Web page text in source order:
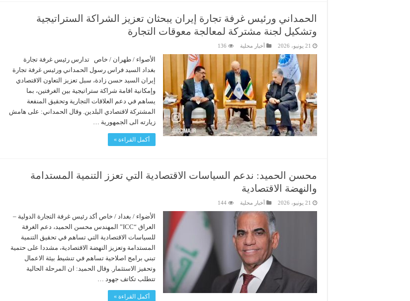
الحمداني ورئيس غرفة تجارة إيران يبحثان تعزيز الشراكة الستراتيجية
وتشكيل لجنة مشتركة لمعالجة معوقات التجارة
21 يونيو، 2026 أخبار محلية 136
الأصواء / طهران / خاص تدارس رئيس غرفة تجارة
بغداد السيد فراس رسول الحمداني ورئيس غرفة تجارة
إيران السيد حسن زادة، سبل تعزيز التعاون الاقتصادي
وإمكانية اقامة شراكة ستراتيجية بين الغرفتين، بما
يساهم في دعم العلاقات التجارية وتحقيق المنفعة
المشتركة لاقتصادي البلدين. وقال الحمداني: على هامش
زيارته الى الجمهورية …
أكمل القراءة »
محسن الحميد: ندعم السياسات الاقتصادية التي تعزز التنمية المستدامة
والنهضة الاقتصادية
21 يونيو، 2026 أخبار محلية 144
الأضواء / بغداد / خاص أكد رئيس غرفة التجارة الدولية –
العراق “ICC” المهندس محسن الحميد، دعم الغرفة
للسياسات الاقتصادية التي تساهم في تحقيق التنمية
المستدامة وتعزيز النهضة الاقتصادية، مشددا على حتمية
تبني برامج اصلاحية تساهم في تنشيط بيئة الاعمال
وتحفيز الاستثمار. وقال الحميد: ان المرحلة الحالية
تتطلب تكاتف جهود …
أكمل القراءة »